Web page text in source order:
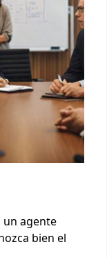
un agente
bien el